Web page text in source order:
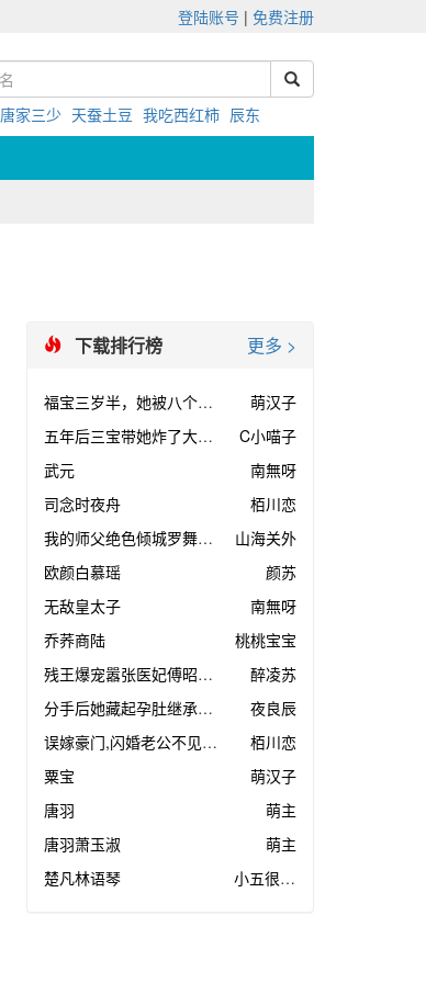
登陆账号 | 免费注册
唐家三少 天蚕土豆 我吃西红柿 辰东
更多 >
下载排行榜
福宝三岁半，她被八个舅舅团宠了
萌汉子
五年后三宝带她炸了大佬集团
C小喵子
武元
南無呀
司念时夜舟
栢川恋
我的师父绝色倾城罗舞叶宁
山海关外
欧颜白慕瑶
颜苏
无敌皇太子
南無呀
乔荞商陆
桃桃宝宝
残王爆宠嚣张医妃傅昭宁萧澜渊
醉凌苏
分手后她藏起孕肚继承亿万家产叶芷萌厉行渊
夜良辰
误嫁豪门,闪婚老公不见面司念
栢川恋
粟宝
萌汉子
唐羽
萌主
唐羽萧玉淑
萌主
楚凡林语琴
小五很厉害